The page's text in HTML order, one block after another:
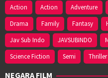
Action Action Adventure
Drama
Family Fantasy
Jav Sub Indo
JAVSUBINDO
Science Fiction
Semi Thriller
NEGARA FILM